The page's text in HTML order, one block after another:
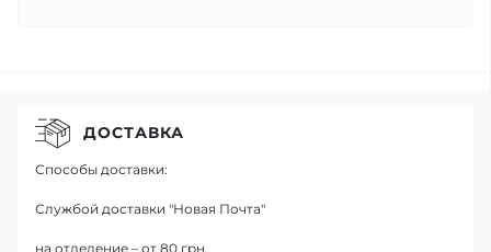
ДОСТАВКА
Способы доставки:
Службой доставки "Новая Почта"
на отделение – от 80 грн.